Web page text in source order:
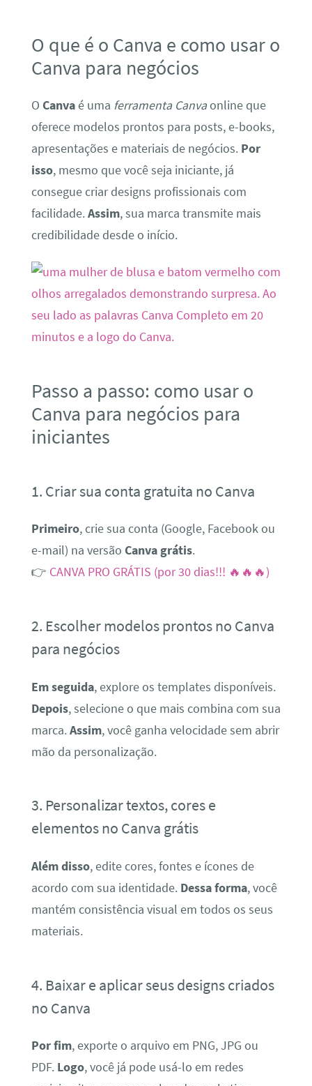
O que é o Canva e como usar o
Canva para negócios
O Canvaé uma ferramenta Canvaonline que
oferece modelos prontos para posts, e-books,
apresentações e materiais de negócios. Por
isso, mesmo que você seja iniciante, já
consegue criar designs profissionais com
facilidade.Assim, sua marca transmite mais
credibilidade desde o início.
Passo a passo: como usar o
Canva para negócios para
iniciantes
1. Criar sua conta gratuita no Canva
Primeiro, crie sua conta (Google, Facebook ou
e-mail) na versão Canva grátis.
👉 CANVA PRO GRÁTIS (por 30 dias!!! 🔥🔥🔥)
2. Escolher modelos prontos no Canva
para negócios
Em seguida, explore os templates disponíveis.
Depois, selecione o que mais combina com sua
marca.Assim, você ganha velocidade sem abrir
mão da personalização.
3. Personalizar textos, cores e
elementos no Canva grátis
Além disso, edite cores, fontes e ícones de
acordo com sua identidade. Dessa forma, você
mantém consistência visual em todos os seus
materiais.
4. Baixar e aplicar seus designs criados
no Canva
Por fim, exporte o arquivo em PNG, JPG ou
PDF. Logo, você já pode usá-lo em redes